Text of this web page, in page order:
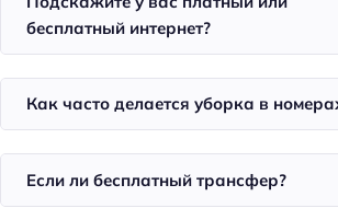
Утюг
Холодильник
Фен
Номера со звукоизоляцией
Уборка
бесплатный интернет?
Как часто делается уборка в
Если ли бесплатный трансфер?